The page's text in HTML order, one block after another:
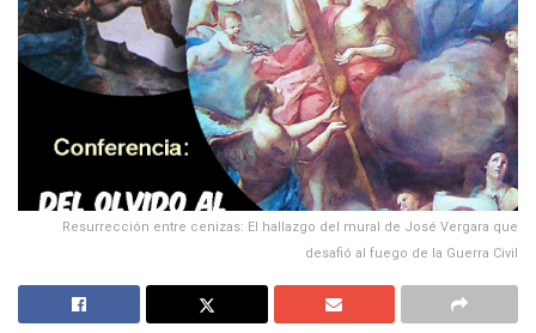
Resurrección entre cenizas: El hallazgo del mural de José Vergara que
desafió al fuego de la Guerra Civil